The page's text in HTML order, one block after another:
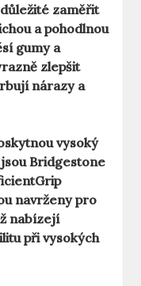
zaměřit
a pohodlnou
gumya
zlepšit
nárazy a
vysoký
jsouBridgestone
navrženy pro
nabízejí
při vysokých